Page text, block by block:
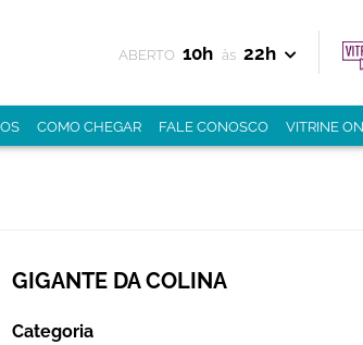
ABERTO 10h às 22h
COMO CHEGAR FALE CONOSCO VITRINE
GIGANTE DA COLINA
Categoria